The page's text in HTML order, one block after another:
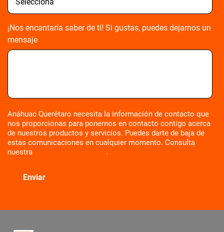
¡Nos encantaría saber de ti! Si gustas, puedes dejarnos un
mensaje
Anáhuac Querétaro necesita la información de contacto que
nos proporcionas para ponernos en contacto contigo acerca
de nuestros productos y servicios. Puedes darte de baja de
estas comunicaciones en cualquier momento. Consulta
nuestra
.